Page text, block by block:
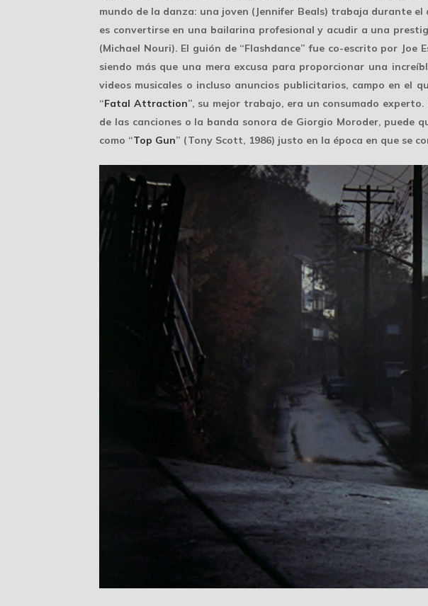
mundo de la danza: una joven (Jennifer Beals) trabaja durante
es convertirse en una bailarina profesional y acudir a una
(Michael Nouri). El guión de “Flashdance” fue co-escrito por
siendo más que una mera excusa para proporcionar una
videos musicales o incluso anuncios publicitarios, campo en el
“Fatal Attraction”, su mejor trabajo, era un consumado
de las canciones o la banda sonora de Giorgio Moroder,
como “Top Gun” (Tony Scott, 1986) justo en la época en que se